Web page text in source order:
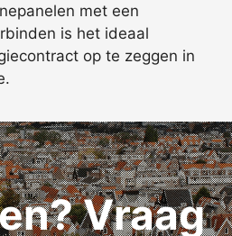
met een
is het ideaal
op te zeggen in
Vraag